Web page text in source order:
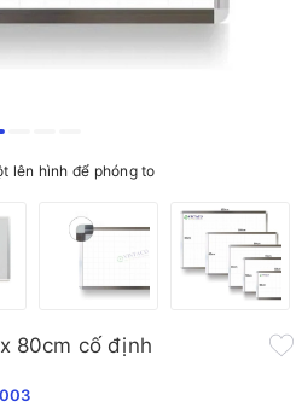
lên hình để phóng to
80cm cố định